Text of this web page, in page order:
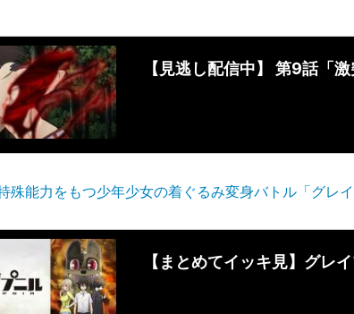
【見逃し配信中】 第9話「激
殊能力をもつ少年少女の着ぐるみ変身バトル「グレイ
【まとめてイッキ見】グレ